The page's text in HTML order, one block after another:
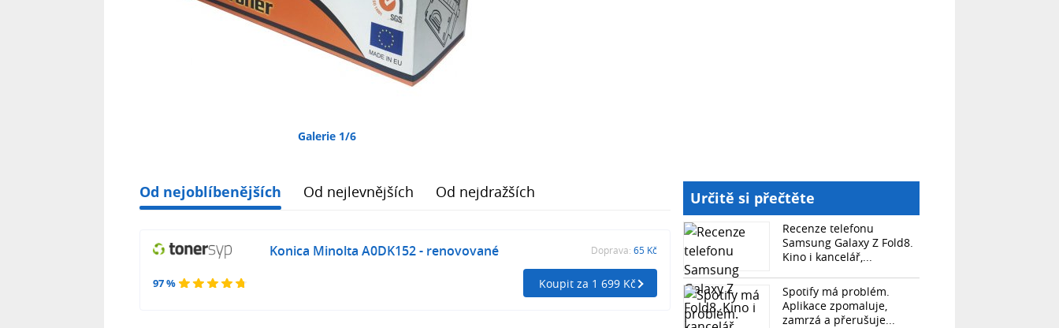
Galerie 1/6
Od nejoblíbenějších Od nejlevnějších Od nejdražších
97 %
Konica Minolta A0DK152 - renovované Doprava: 65 Kč
Koupit za 1 699 Kč
Určitě si přečtěte
Recenze telefonu
Samsung Galaxy Z Fold8.
Kino i kancelář,...
Spotify má problém.
Aplikace zpomaluje,
zamrzá a přerušuje...